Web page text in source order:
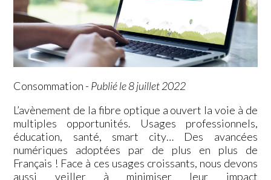
Consommation - Publié le 8 juillet 2022
L’avènement de la fibre optique a ouvert la voie à de
multiples opportunités. Usages professionnels,
éducation, santé, smart city… Des avancées
numériques adoptées par de plus en plus de
Français ! Face à ces usages croissants, nous devons
aussi veiller à minimiser leur impact